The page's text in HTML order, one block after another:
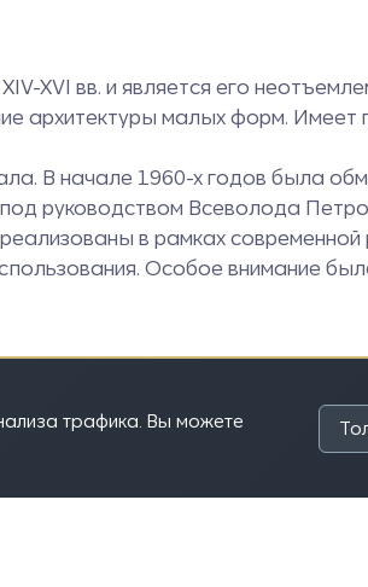
XVI вв. и является его
архитектуры малых форм. Имеет
В начале 1960-х годов была
руководством Всеволода
в рамках
Особое внимание
трафика. Вы можете